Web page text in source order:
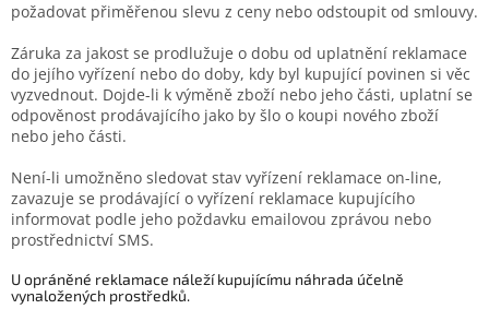
požadovat přiměřenou slevu z ceny nebo odstoupit od smlouvy.
Záruka za jakost se prodlužuje o dobu od uplatnění reklamace
do jejího vyřízení nebo do doby, kdy byl kupující povinen si věc
vyzvednout. Dojde-li k výměně zboží nebo jeho části, uplatní se
odpověnost prodávajícího jako by šlo o koupi nového zboží
nebo jeho části.
Není-li umožněno sledovat stav vyřízení reklamace on-line,
zavazuje se prodávající o vyřízení reklamace kupujícího
informovat podle jeho poždavku emailovou zprávou nebo
prostřednictví SMS.
U opráněné reklamace náleží kupujícímu náhrada účelně
vynaložených prostředků.